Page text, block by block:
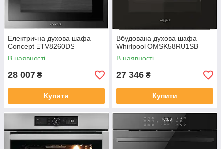
Електрична духова шафа
Concept ETV8260DS
В наявності
28 007 ₴
Купити
Вбудована духова шафа
Whirlpool OMSK58RU1SB
В наявності
27 346 ₴
Купити